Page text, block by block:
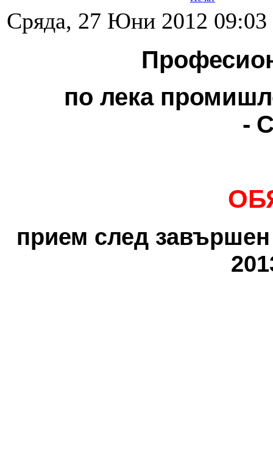
Сряда, 27 Юни 2012 09:03
по лека
-
прием след